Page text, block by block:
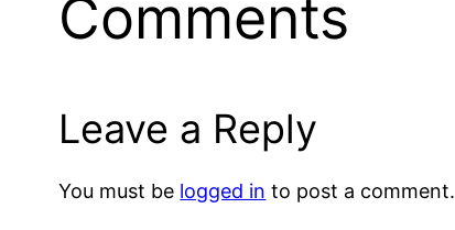
Comments
Leave a Reply
You must be logged in to post a comment.